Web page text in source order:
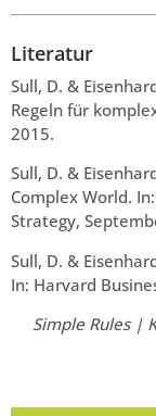
Literatur
Sull, D. &
Regeln für
2015.
Sull, D. &
Complex World.
Strategy,
Sull, D. &
In: Harvard
Simple Rules |